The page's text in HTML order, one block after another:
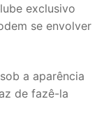
exclusivo
se envolver
a aparência
de fazê-la